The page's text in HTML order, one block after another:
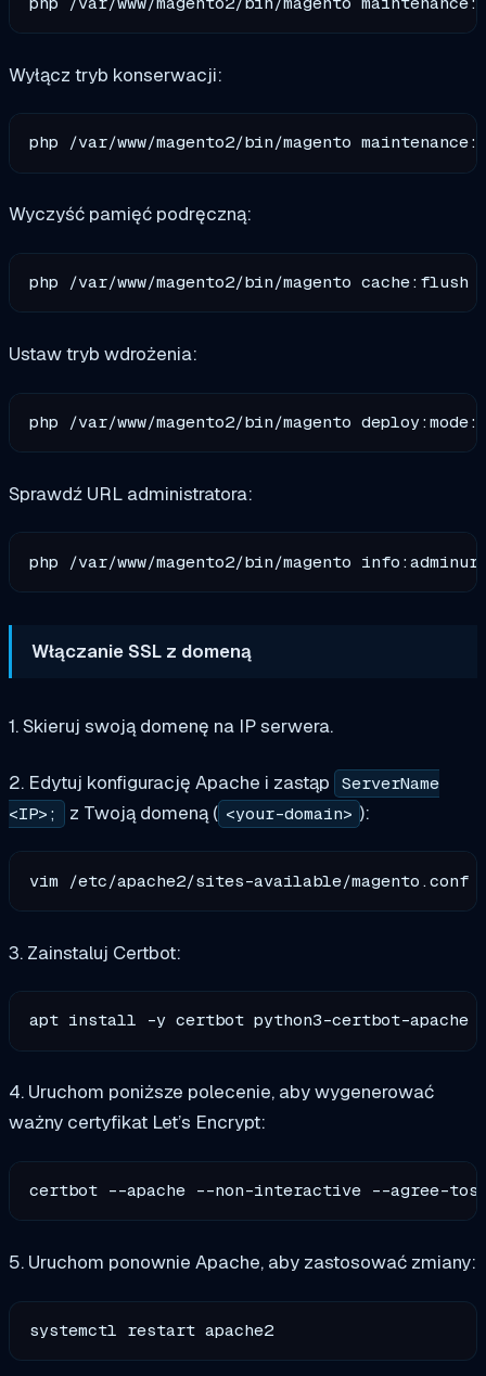
Wyłącz tryb konserwacji:
Wyczyść pamięć podręczną:
Ustaw tryb wdrożenia:
Sprawdź URL administratora:
Włączanie SSL z domeną
1. Skieruj swoją domenę na IP serwera.
2. Edytuj konfigurację Apache i zastąp
ServerName
<IP>;
z Twoją domeną ( <your-domain> ):
3. Zainstaluj Certbot:
4. Uruchom poniższe polecenie, aby wygenerować
ważny certyfikat Let’s Encrypt:
certbot --apache --non-interactive --agree-
5. Uruchom ponownie Apache, aby zastosować zmiany: